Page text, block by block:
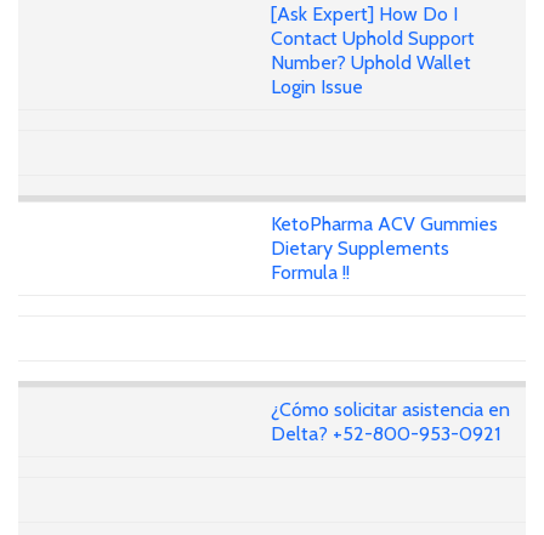
[Ask Expert] How Do I
Contact Uphold Support
Number? Uphold Wallet
Login Issue
KetoPharma ACV Gummies
Dietary Supplements
Formula !!
¿Cómo solicitar asistencia en
Delta? +52-800-953-0921